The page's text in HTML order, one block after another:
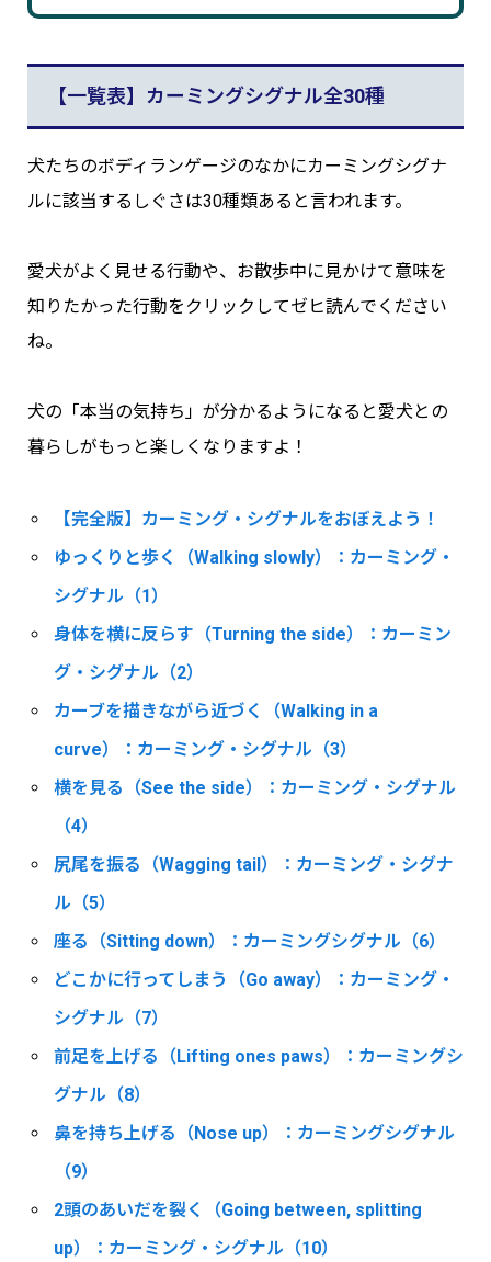
【一覧表】カーミングシグナル全30種
犬たちのボディランゲージのなかにカーミングシグナ
ルに該当するしぐさは30種類あると言われます。
愛犬がよく見せる行動や、お散歩中に見かけて意味を
知りたかった行動をクリックしてゼヒ読んでください
ね。
犬の「本当の気持ち」が分かるようになると愛犬との
暮らしがもっと楽しくなりますよ！
【完全版】カーミング・シグナルをおぼえよう！
ゆっくりと歩く（Walking slowly）：カーミング・
シグナル（1）
身体を横に反らす（Turning the side）：カーミン
グ・シグナル（2）
カーブを描きながら近づく（Walking in a
curve）：カーミング・シグナル（3）
横を見る（See the side）：カーミング・シグナル
（4）
尻尾を振る（Wagging tail）：カーミング・シグナ
ル（5）
座る（Sitting down）：カーミングシグナル（6）
どこかに行ってしまう（Go away）：カーミング・
シグナル（7）
前足を上げる（Lifting ones paws）：カーミングシ
グナル（8）
鼻を持ち上げる（Nose up）：カーミングシグナル
（9）
2頭のあいだを裂く（Going between, splitting
up）：カーミング・シグナル（10）